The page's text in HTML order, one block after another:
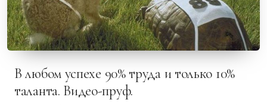
В любом успехе 90% труда и только 10%
таланта. Видео-пруф.